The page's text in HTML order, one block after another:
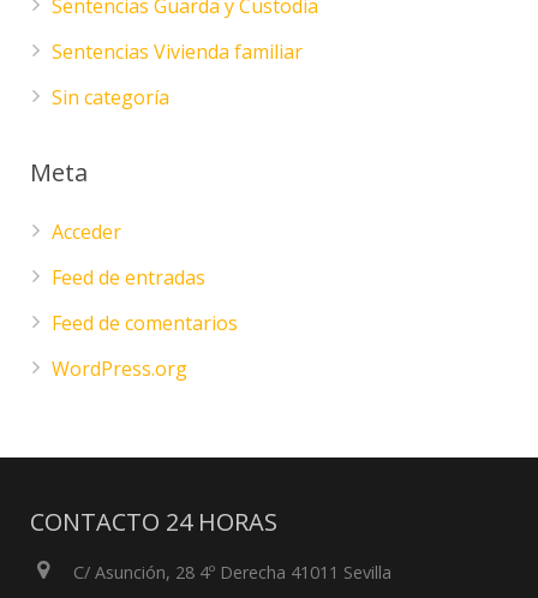
Sentencias Guarda y Custodia
Sentencias Vivienda familiar
Sin categoría
Meta
Acceder
Feed de entradas
Feed de comentarios
WordPress.org
CONTACTO 24 HORAS
C/ Asunción, 28 4º Derecha 41011 Sevilla